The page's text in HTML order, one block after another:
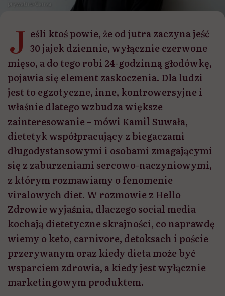
J eśli ktoś powie, że od jutra zaczyna jeść
30 jajek dziennie, wyłącznie czerwone
mięso, a do tego robi 24-godzinną głodówkę,
pojawia się element zaskoczenia. Dla ludzi
jest to egzotyczne, inne, kontrowersyjne i
właśnie dlatego wzbudza większe
zainteresowanie – mówi Kamil Suwała,
dietetyk współpracujący z biegaczami
długodystansowymi i osobami zmagającymi
się z zaburzeniami sercowo-naczyniowymi,
z którym rozmawiamy o fenomenie
viralowych diet. W rozmowie z Hello
Zdrowie wyjaśnia, dlaczego social media
kochają dietetyczne skrajności, co naprawdę
wiemy o keto, carnivore, detoksach i poście
przerywanym oraz kiedy dieta może być
wsparciem zdrowia, a kiedy jest wyłącznie
marketingowym produktem.